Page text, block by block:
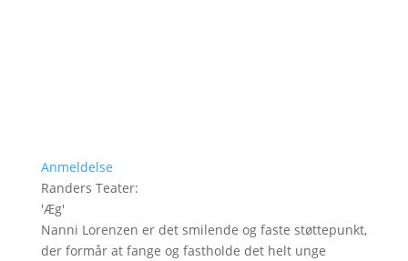
Anmeldelse
Randers Teater:
'Æg'
Nanni Lorenzen er det smilende og faste støttepunkt,
der formår at fange og fastholde det helt unge